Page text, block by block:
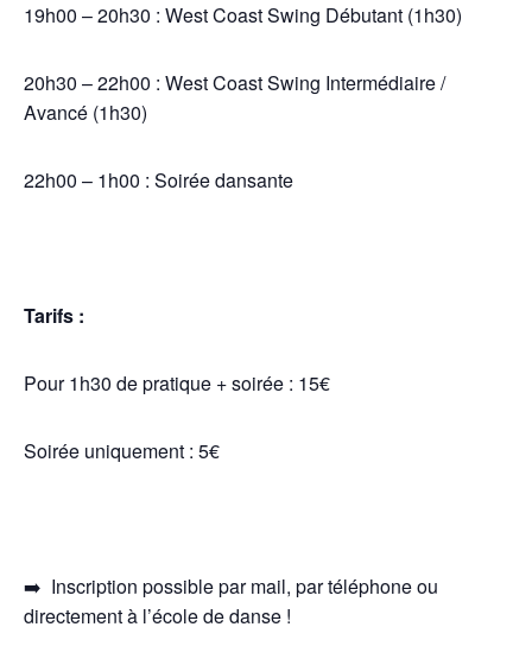
19h00 – 20h30 : West Coast Swing Débutant (1h30)
20h30 – 22h00 : West Coast Swing Intermédiaire /
Avancé (1h30)
22h00 – 1h00 : Soirée dansante
Tarifs :
Pour 1h30 de pratique + soirée : 15€
Soirée uniquement : 5€
➡️ Inscription possible par mail, par téléphone ou
directement à l’école de danse !